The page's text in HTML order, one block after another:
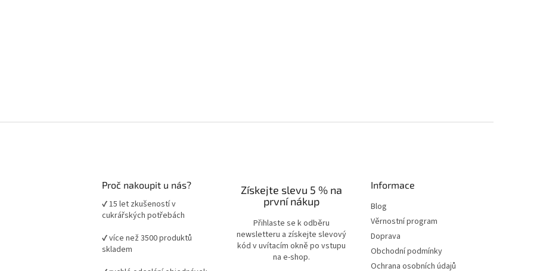
Proč nakoupit u nás?
✔ 15 let zkušeností v
cukrářských potřebách
✔ více než 3500 produktů
skladem
Získejte slevu 5 % na
první nákup
Přihlaste se k odběru
newsletteru a získejte slevový
kód v uvítacím okně po vstupu
na e-shop.
Informace
Blog
Věrnostní program
Doprava
Obchodní podmínky
Ochrana osobních údajů